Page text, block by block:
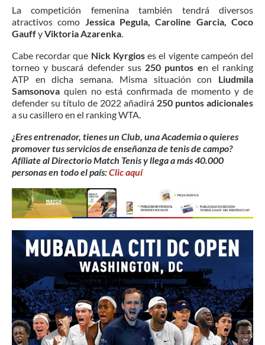
La competición femenina también tendrá diversos
atractivos como
Jessica Pegula, Caroline Garcia, Coco
GauffyViktoria Azarenka
Cabe recordar que Nick Kyrgioses el vigente campeón del
torneo y buscará defender sus 250 puntos en el ranking
ATP en dicha semana. Misma situación con Liudmila
Samsonova quien no está confirmada de momento y de
defender su título de 2022 añadirá 250 puntos adicionales
a su casillero en el ranking WTA.
¿Eres entrenador, tienes un Club, una Academia o quieres
promover tus servicios de enseñanza de tenis de campo?
Afíliate al Directorio Match Tenis y llega a más 40.000
personas en todo el país:Clic aquí